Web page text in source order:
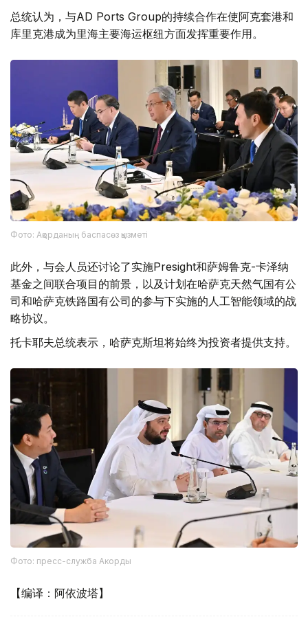
总统认为，与AD Ports Group的持续合作在使阿克套港和
库里克港成为里海主要海运枢纽方面发挥重要作用。
Фото: Ақорданың баспасөз қызметі
此外，与会人员还讨论了实施Presight和萨姆鲁克-卡泽纳
基金之间联合项目的前景，以及计划在哈萨克天然气国有公
司和哈萨克铁路国有公司的参与下实施的人工智能领域的战
略协议。
托卡耶夫总统表示，哈萨克斯坦将始终为投资者提供支持。
Фото: пресс-служба Акорды
【编译：阿依波塔】